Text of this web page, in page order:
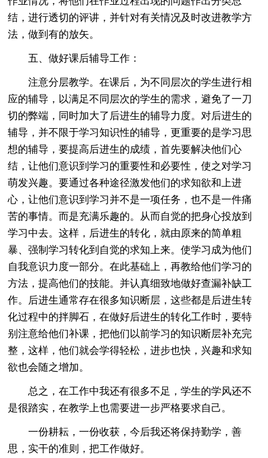
结，进行透切的评讲，并针对有关情况及时改进教学方
法，做到有的放矢。
五、做好课后辅导工作：
注意分层教学。在课后，为不同层次的学生进行相
应的辅导，以满足不同层次的学生的需求，避免了一刀
切的弊端，同时加大了后进生的辅导力度。对后进生的
辅导，并不限于学习知识性的辅导，更重要的是学习思
想的辅导，要提高后进生的成绩，首先要解决他们心
结，让他们意识到学习的重要性和必要性，使之对学习
萌发兴趣。要通过各种途径激发他们的求知欲和上进
心，让他们意识到学习并不是一项任务，也不是一件痛
苦的事情。而是充满乐趣的。从而自觉的把身心投放到
学习中去。这样，后进生的转化，就由原来的简单粗
暴、强制学习转化到自觉的求知上来。使学习成为他们
自我意识力度一部分。在此基础上，再教给他们学习的
方法，提高他们的技能。并认真细致地做好查漏补缺工
作。后进生通常存在很多知识断层，这些都是后进生转
化过程中的拌脚石，在做好后进生的转化工作时，要特
别注意给他们补课，把他们以前学习的知识断层补充完
整，这样，他们就会学得轻松，进步也快，兴趣和求知
欲也会随之增加。
总之，在工作中我还有很多不足，学生的学风还不
是很踏实，在教学上也需要进一步严格要求自己。
一份耕耘，一份收获，今后我还将保持勤学，善
思，实干的准则，把工作做好。